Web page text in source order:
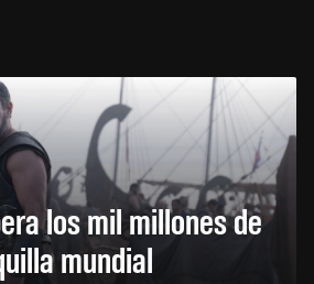
los mil millones de
mundial